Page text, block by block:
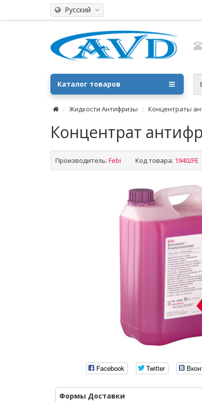
Русский
Каталог товаров
Жидкости Антифризы Концентраты
Концентрат
Производитель: Febi Код товара: 19402FE
Facebook Twitter
Формы Доставки